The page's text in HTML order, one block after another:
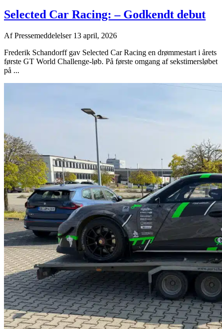
Selected Car Racing: – Godkendt debut
AfPressemeddelelser 13 april, 2026
Frederik Schandorff gav Selected Car Racing en drømmestart i årets
første GT World Challenge-løb. På første omgang af sekstimersløbet
på ...